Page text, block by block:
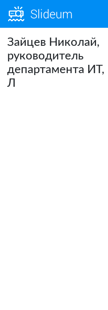
Зайцев Николай,
руководитель
департамента ИТ,
Л